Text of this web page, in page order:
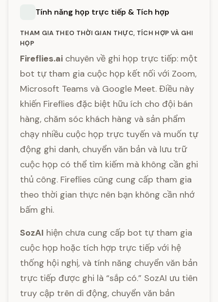
Tính năng họp trực tiếp & Tích hợp
THAM GIA THEO THỜI GIAN THỰC, TÍCH HỢP VÀ GHI
HỌP
Fireflies.ai chuyên về ghi họp trực tiếp: một
bot tự tham gia cuộc họp kết nối với Zoom,
Microsoft Teams và Google Meet. Điều này
khiến Fireflies đặc biệt hữu ích cho đội bán
hàng, chăm sóc khách hàng và sản phẩm
chạy nhiều cuộc họp trực tuyến và muốn tự
động ghi danh, chuyển văn bản và lưu trữ
cuộc họp có thể tìm kiếm mà không cần ghi
thủ công. Fireflies cũng cung cấp tham gia
theo thời gian thực nên bạn không cần nhớ
bấm ghi.
SozAI hiện chưa cung cấp bot tự tham gia
cuộc họp hoặc tích hợp trực tiếp với hệ
thống hội nghị, và tính năng chuyển văn bản
trực tiếp được ghi là “sắp có.” SozAI ưu tiên
truy cập trên di động, chuyển văn bản